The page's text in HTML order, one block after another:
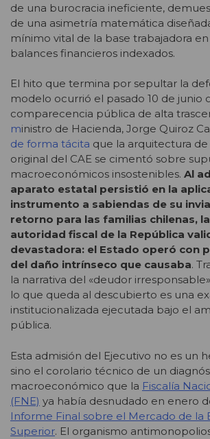
de una burocracia ineficiente,
de una asimetría matemática
mínimo vital de la base trabajadora
balances financieros indexados.
El hito que termina por sepultar la
modelo ocurrió el pasado 10 de junio
comparecencia pública de alta
ministro de Hacienda, Jorge Quiroz
de forma tácita que la arquitectura
original del CAE se cimentó sobre
macroeconómicos insostenibles. Al
aparato estatal persistió en la
instrumento a sabiendas de su
retorno para las familias chilenas,
autoridad fiscal de la República
devastadora: el Estado operó con
del daño intrínseco que causaba.
la narrativa del «deudor
lo que queda al descubierto es una
institucionalizada ejecutada bajo el
pública.
Esta admisión del Ejecutivo no es un
sino el corolario técnico de un
macroeconómico que la Fiscalía
(FNE) ya había desnudado en enero
Informe Final sobre el Mercado de la
Superior. El organismo